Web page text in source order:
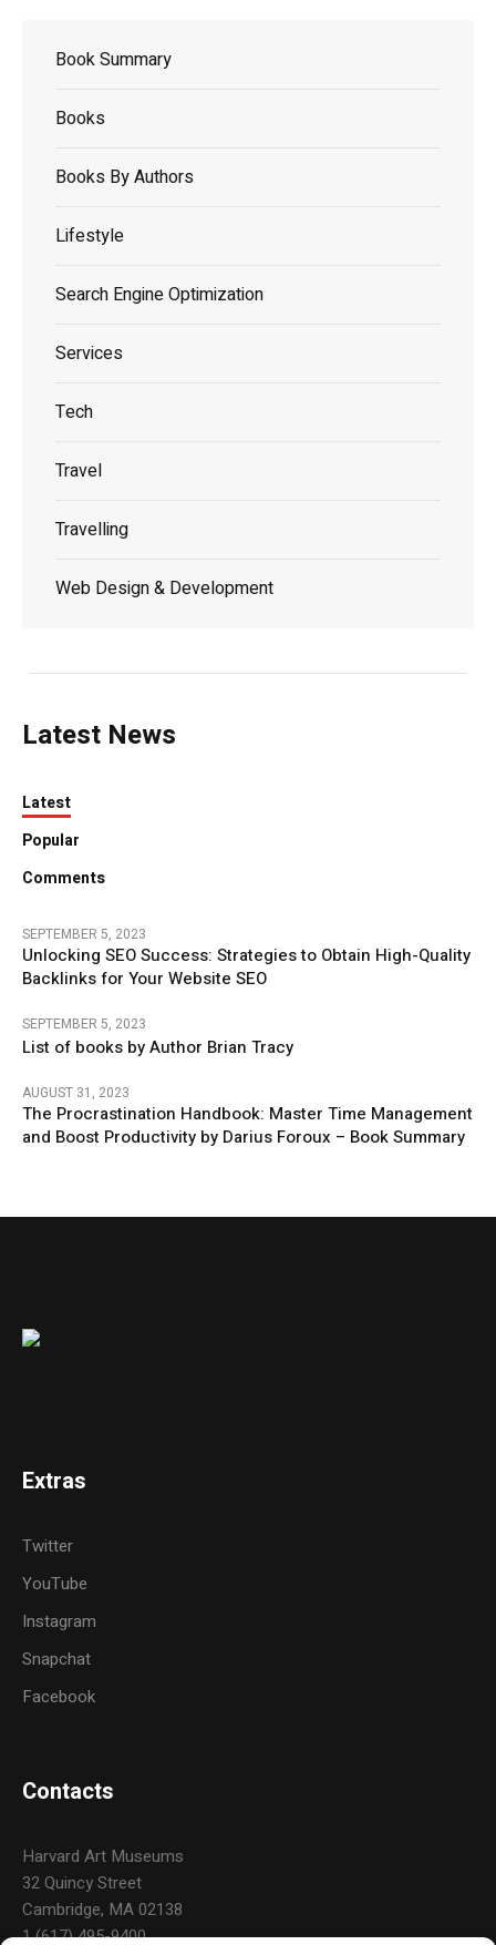
Book Summary
Books
Books By Authors
Lifestyle
Search Engine Optimization
Services
Tech
Travel
Travelling
Web Design & Development
Latest News
Latest
Popular
Comments
SEPTEMBER 5, 2023
Unlocking SEO Success: Strategies to Obtain High-Quality
Backlinks for Your Website SEO
SEPTEMBER 5, 2023
List of books by Author Brian Tracy
AUGUST 31, 2023
The Procrastination Handbook: Master Time Management
and Boost Productivity by Darius Foroux – Book Summary
Extras
Twitter
YouTube
Instagram
Snapchat
Facebook
Contacts
Harvard Art Museums
32 Quincy Street
Cambridge, MA 02138
1 (617) 495-9400